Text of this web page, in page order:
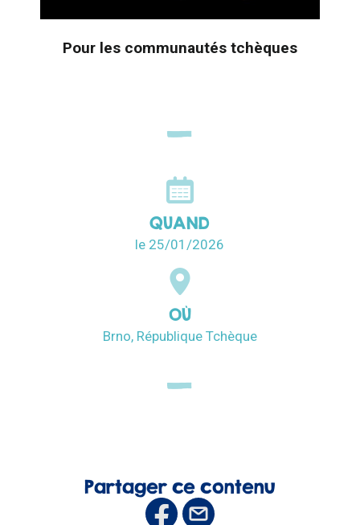
Pour les communautés tchèques
QUAND
le 25/01/2026
OÙ
Brno, République Tchèque
Partager ce contenu